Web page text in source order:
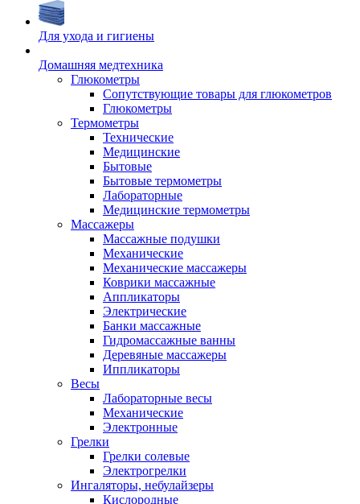
Для ухода и гигиены
Домашняя медтехника
Глюкометры
Сопутствующие товары для глюкометров
Глюкометры
Термометры
Технические
Медицинские
Бытовые
Бытовые термометры
Лабораторные
Медицинские термометры
Массажеры
Массажные подушки
Механические
Механические массажеры
Коврики массажные
Аппликаторы
Электрические
Банки массажные
Гидромассажные ванны
Деревяные массажеры
Иппликаторы
Весы
Лабораторные весы
Механические
Электронные
Грелки
Грелки солевые
Электрогрелки
Ингаляторы, небулайзеры
Кислородные